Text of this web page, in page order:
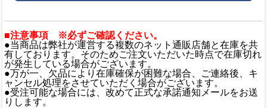
■注意事項 ※必ずご確認ください。
●当商品は弊社が運営する複数のネット通販店舗と在庫を共
有しております。そのためご注文いただいた時点で在庫切れ
が発生している場合がございます。
●万が一、欠品により在庫確保が困難な場合、ご連絡後、キ
ャンセル処理をさせていただく場合がございます。
●受注可能な場合には、改めて正式な承諾通知メールをお送
りします。